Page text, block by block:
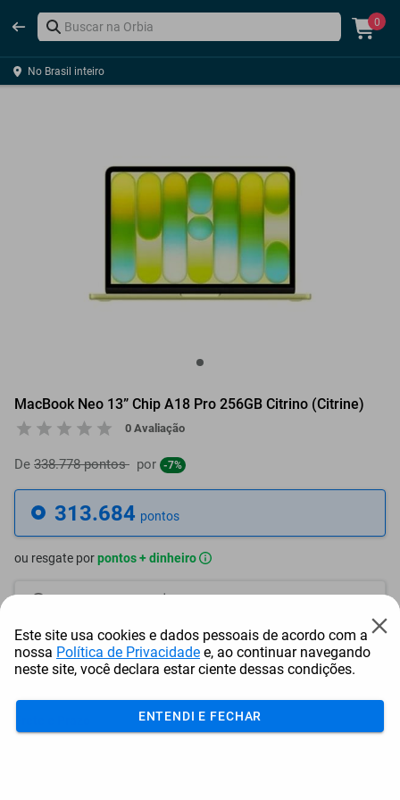
0
No Brasil inteiro
MacBook Neo 13” Chip A18 Pro 256GB Citrino (Citrine)
0 Avaliação
De 338.778 pontos por -7%
313.684 pontos
ou resgate porpontos + dinheiro
282.316 + R$ 1.442,93
266.632 pontos + R$ 2.164,39
250.948 pontos + R$ 2.885,86
Este site usa cookies e dados pessoais de acordo com a
nossa Política de Privacidade e, ao continuar navegando
neste site, você declara estar ciente dessas condições.
ENTENDI E FECHAR